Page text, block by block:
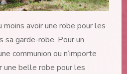
avoir une robe pour les
sa garde-robe. Pour un
communion ou n’importe
une belle robe pour les